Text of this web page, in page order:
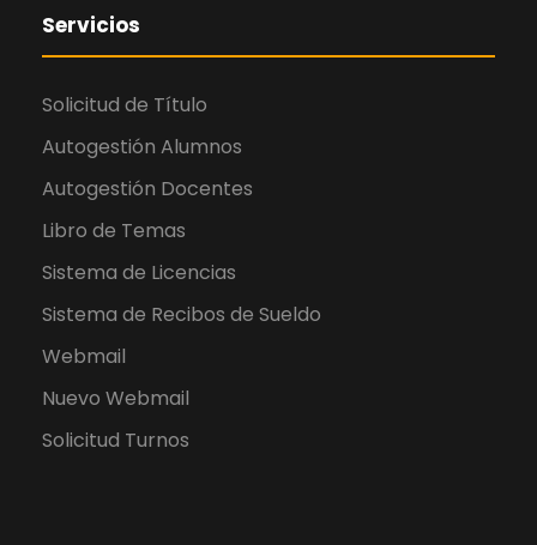
Servicios
Solicitud de Título
Autogestión Alumnos
Autogestión Docentes
Libro de Temas
Sistema de Licencias
Sistema de Recibos de Sueldo
Webmail
Nuevo Webmail
Solicitud Turnos